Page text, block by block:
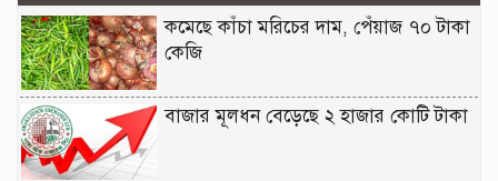
কমেছে কাঁচা মরিচের দাম, পেঁয়াজ ৭০ টাকা
কেজি
বাজার মূলধন বেড়েছে ২ হাজার কোটি টাকা